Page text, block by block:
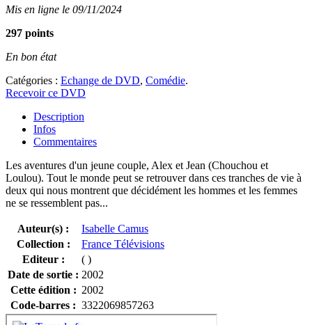
Mis en ligne le 09/11/2024
297 points
En bon état
Catégories : Echange de DVD, Comédie.
Recevoir ce DVD
Description
Infos
Commentaires
Les aventures d'un jeune couple, Alex et Jean (Chouchou et
Loulou). Tout le monde peut se retrouver dans ces tranches de vie à
deux qui nous montrent que décidément les hommes et les femmes
ne se ressemblent pas...
Auteur(s) :
Isabelle Camus
Collection :
France Télévisions
Editeur :
( )
Date de sortie : 2002
Cette édition : 2002
Code-barres : 3322069857263